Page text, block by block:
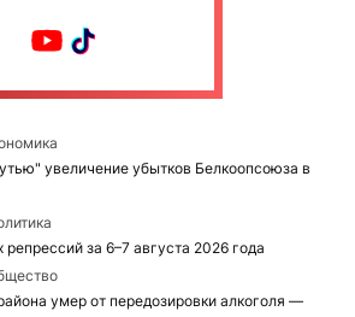
увеличение убытков Белкоопсоюза в
репрессий за 6–7 августа 2026 года
умер от передозировки алкоголя —